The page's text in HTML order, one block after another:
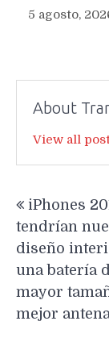
5 agosto,
About
View all
de
entradas
iPhones
tendrían
diseño
una batería
mayor
mejor